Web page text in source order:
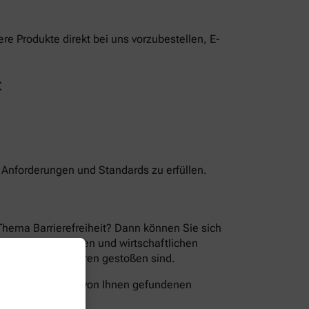
Produkte direkt bei uns vorzubestellen, E-
und Standards zu erfüllen.
Barrierefreiheit? Dann können Sie sich
der technischen und wirtschaftlichen
Sie auf Barrieren gestoßen sind.
Wege die von Ihnen gefundenen